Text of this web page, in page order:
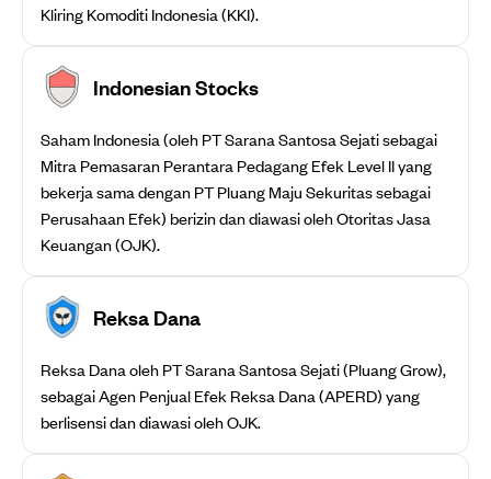
Kliring Komoditi Indonesia (KKI).
Indonesian Stocks
Saham Indonesia (oleh PT Sarana Santosa Sejati sebagai
Mitra Pemasaran Perantara Pedagang Efek Level II yang
bekerja sama dengan PT Pluang Maju Sekuritas sebagai
Perusahaan Efek) berizin dan diawasi oleh Otoritas Jasa
Keuangan (OJK).
Reksa Dana
Reksa Dana oleh PT Sarana Santosa Sejati (Pluang Grow),
sebagai Agen Penjual Efek Reksa Dana (APERD) yang
berlisensi dan diawasi oleh OJK.